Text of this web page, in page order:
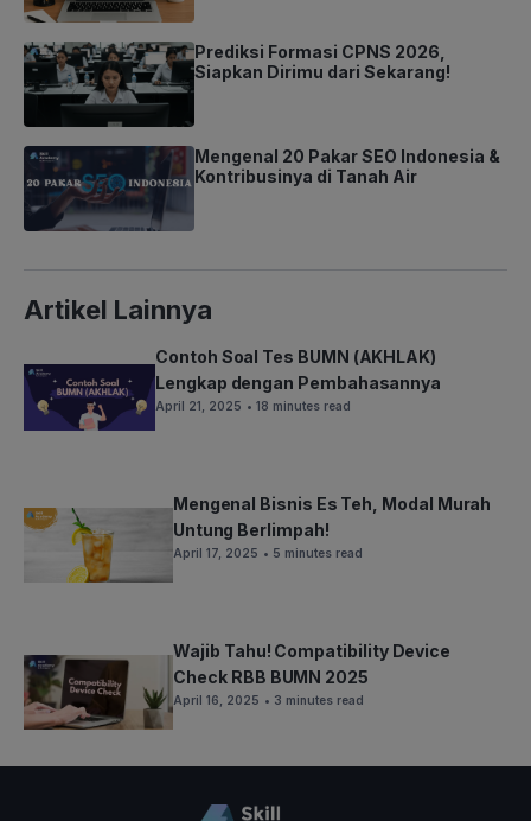
Prediksi Formasi CPNS 2026,
Siapkan Dirimu dari Sekarang!
Mengenal 20 Pakar SEO Indonesia &
Kontribusinya di Tanah Air
Artikel Lainnya
Contoh Soal Tes BUMN (AKHLAK)
Lengkap dengan Pembahasannya
April 21, 2025 • 18 minutes read
Mengenal Bisnis Es Teh, Modal Murah
Untung Berlimpah!
April 17, 2025 • 5 minutes read
Wajib Tahu! Compatibility Device
Check RBB BUMN 2025
April 16, 2025 • 3 minutes read